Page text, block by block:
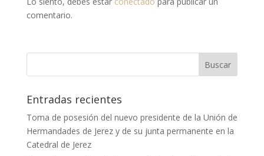
comentario.
Entradas recientes
Toma de posesión del nuevo presidente de la Unión de
Hermandades de Jerez y de su junta permanente en la
Catedral de Jerez